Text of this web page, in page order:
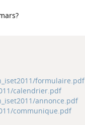
formulaire.pdf
calendrier.pdf
annonce.pdf
communique.pdf